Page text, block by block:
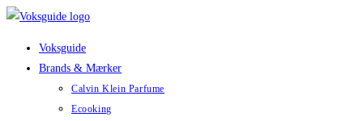
Skip
Voksguide
Brands & Mærker
Calvin Klein Parfume
Ecooking